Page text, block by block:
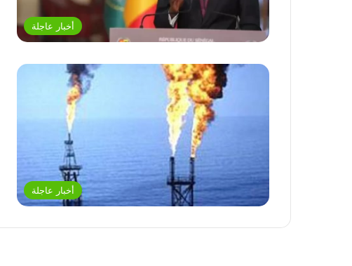
أخبار عاجلة
أخبار عاجلة